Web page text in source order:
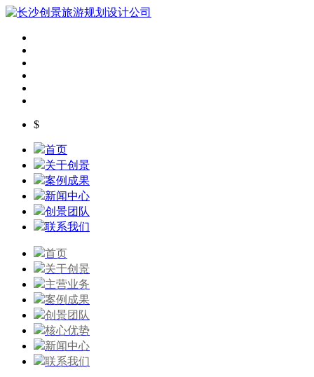
$
首页
关于创景
案例成果
新闻中心
创景团队
联系我们
首页
关于创景
主营业务
案例成果
创景团队
核心优势
新闻中心
联系我们